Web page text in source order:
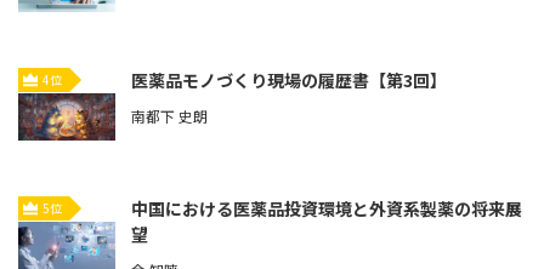
4位 医薬品モノづくり現場の履歴書【第3回】
南都下 史朗
5位
中国における医薬品投資環境と外資系製薬の将来展
望